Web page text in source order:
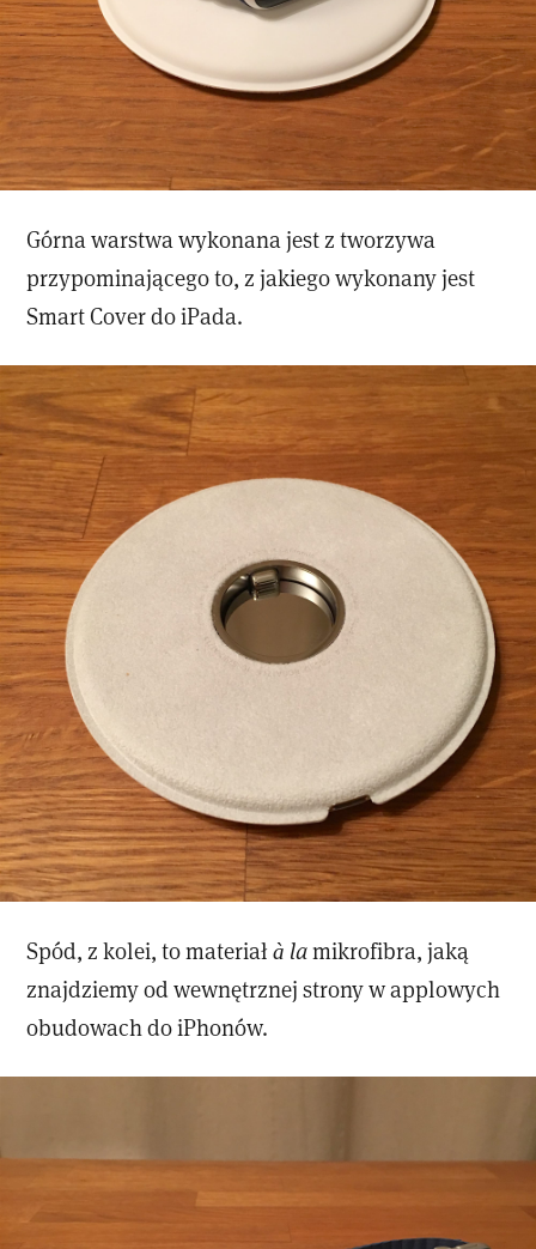
Górna warstwa wykonana jest z tworzywa
przypominającego to, z jakiego wykonany jest
Smart Cover do iPada.
Spód, z kolei, to materiałà lamikrofibra, jaką
znajdziemy od wewnętrznej strony w applowych
obudowach do iPhonów.